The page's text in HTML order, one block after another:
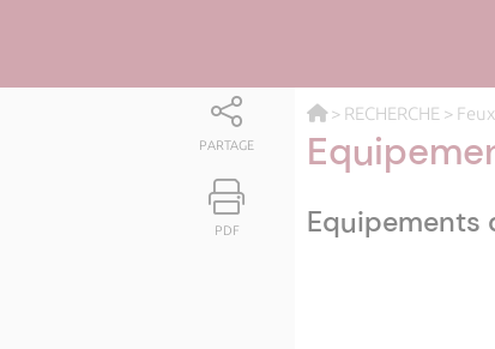
PARTAGE
PDF
> RECHERCHE >
Equipements